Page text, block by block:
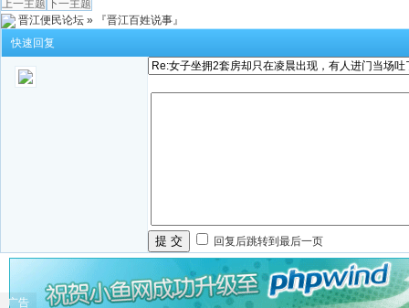
上一主题 下一主题
晋江便民论坛 »
『晋江百姓说事』
快速回复
提 交 回复后跳转到最后一页
广告